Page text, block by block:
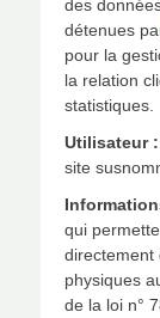
des
détenues
pour la
la relation
statistiques.
Utilisateur :
site
qui
directement
physiques
de la loi n°